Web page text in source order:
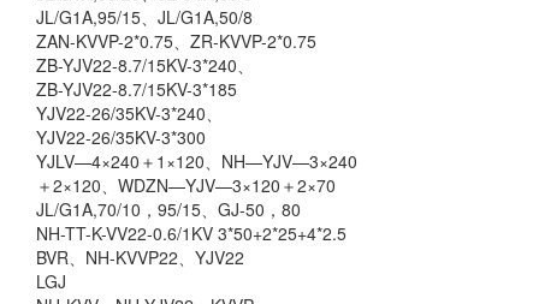
JL/G1A,95/15、JL/G1A,50/8
ZAN-KVVP-2*0.75、ZR-KVVP-2*0.75
ZB-YJV22-8.7/15KV-3*240、
ZB-YJV22-8.7/15KV-3*185
YJV22-26/35KV-3*240、
YJV22-26/35KV-3*300
YJLV—4×240＋1×120、NH—YJV—3×240
＋2×120、WDZN—YJV—3×120＋2×70
JL/G1A,70/10，95/15、GJ-50，80
NH-TT-K-VV22-0.6/1KV 3*50+2*25+4*2.5
BVR、NH-KVVP22、YJV22
LGJ